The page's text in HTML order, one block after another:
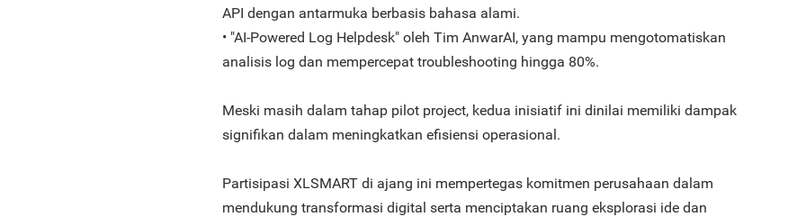
API dengan antarmuka berbasis bahasa alami.
• "AI-Powered Log Helpdesk" oleh Tim AnwarAI, yang mampu mengotomatiskan
analisis log dan mempercepat troubleshooting hingga 80%.
Meski masih dalam tahap pilot project, kedua inisiatif ini dinilai memiliki dampak
signifikan dalam meningkatkan efisiensi operasional.
Partisipasi XLSMART di ajang ini mempertegas komitmen perusahaan dalam
mendukung transformasi digital serta menciptakan ruang eksplorasi ide dan